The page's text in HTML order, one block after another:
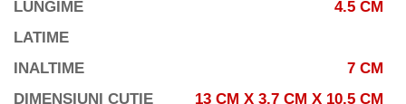
LUNGIME
4.5 CM
LATIME
INALTIME
7 CM
DIMENSIUNI CUTIE
13 CM X 3.7 CM X 10.5 CM